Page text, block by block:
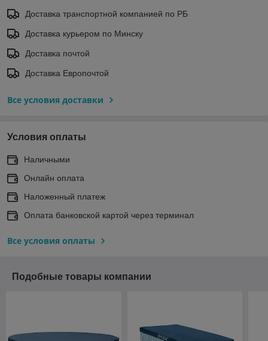
Доставка транспортной компанией по РБ
Доставка курьером по Минску
Доставка почтой
Доставка Европочтой
Все условия доставки
Условия оплаты
Наличными
Онлайн оплата
Наложенный платеж
Оплата банковской картой через терминал
Все условия оплаты
Подобные товары компании